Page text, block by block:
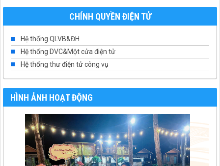
CHÍNH QUYỀN ĐIỆN TỬ
Hệ thống QLVB&ĐH
Hệ thống DVC&Một cửa điện tử
Hệ thống thư điện tử công vụ
HÌNH ẢNH HOẠT ĐỘNG